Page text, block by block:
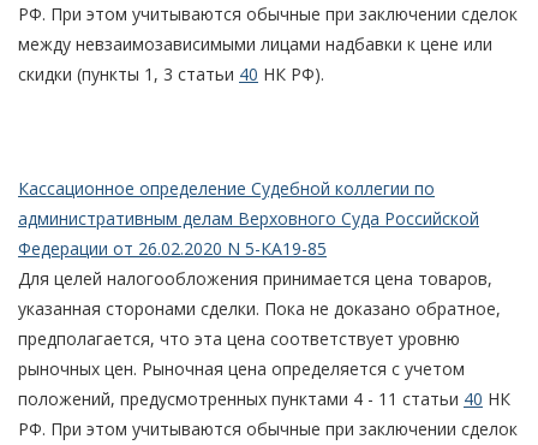
РФ. При этом учитываются обычные при заключении сделок
между невзаимозависимыми лицами надбавки к цене или
скидки (пункты 1, 3 статьи 40 НК РФ).
Кассационное определение Судебной коллегии по
административным делам Верховного Суда Российской
Федерации от 26.02.2020 N 5-КА19-85
Для целей налогообложения принимается цена товаров,
указанная сторонами сделки. Пока не доказано обратное,
предполагается, что эта цена соответствует уровню
рыночных цен. Рыночная цена определяется с учетом
положений, предусмотренных пунктами 4 - 11 статьи 40 НК
РФ. При этом учитываются обычные при заключении сделок